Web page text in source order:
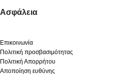
Ασφάλεια
Επικοινωνία
Πολιτική προσβασιμότητας
Πολιτική Απορρήτου
Αποποίηση ευθύνης